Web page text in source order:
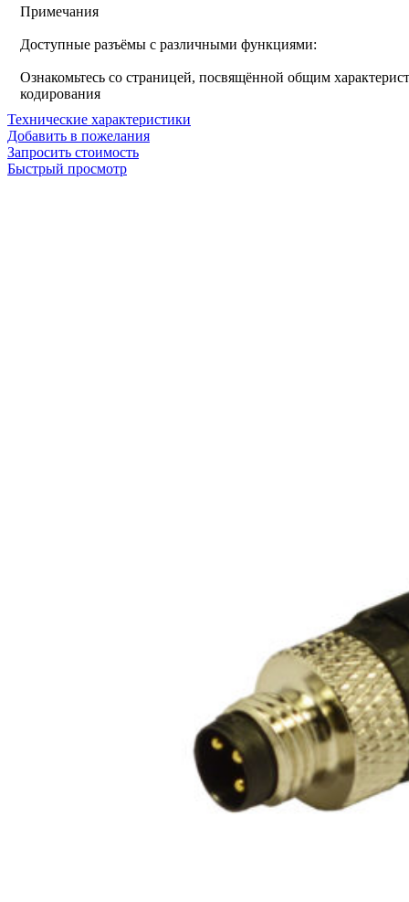
Примечания
Доступные разъёмы с различными функциями:
Ознакомьтесь со страницей, посвящённой общим
кодирования
Технические характеристики
Добавить в пожелания
Запросить стоимость
Быстрый просмотр